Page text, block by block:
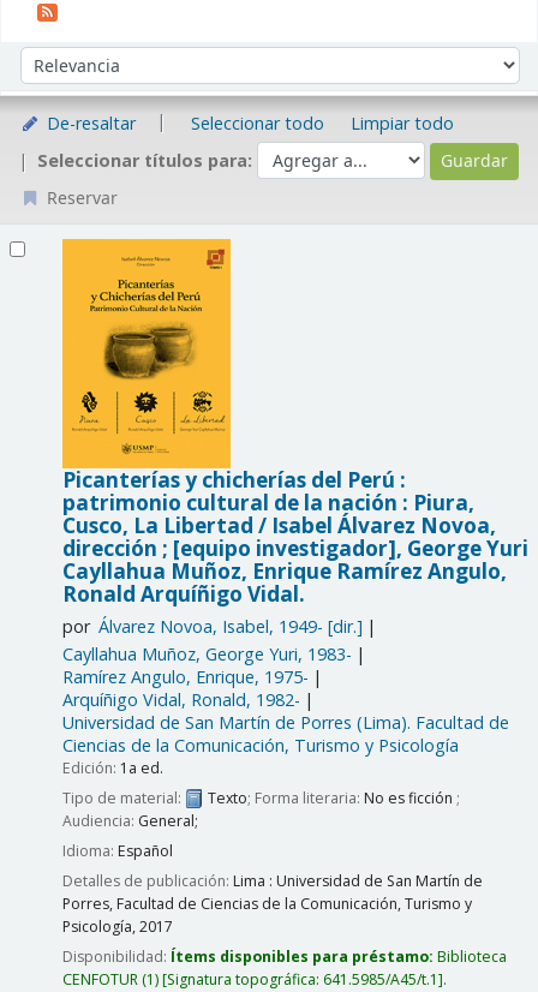
Ordenar por:
De-resaltar Seleccionar todo
Limpiar todo
Seleccionar títulos para:
Reservar
Picanterías y chicherías del Perú :
patrimonio cultural de la nación : Piura,
Cusco, La Libertad / Isabel Álvarez Novoa,
dirección ; [equipo investigador], George Yuri
Cayllahua Muñoz, Enrique Ramírez Angulo,
Ronald Arquíñigo Vidal.
por Álvarez Novoa, Isabel, 1949- [dir.]
Cayllahua Muñoz, George Yuri, 1983-
Ramírez Angulo, Enrique, 1975-
Arquíñigo Vidal, Ronald, 1982-
Universidad de San Martín de Porres (Lima). Facultad de
Ciencias de la Comunicación, Turismo y Psicología
Edición: 1a ed.
Tipo de material:
Texto; Forma literaria: No es ficción ;
Audiencia: General;
Idioma: Español
Detalles de publicación: Lima : Universidad de San Martín de
Porres, Facultad de Ciencias de la Comunicación, Turismo y
Psicología,2017
Disponibilidad: Ítems disponibles para préstamo: Biblioteca
CENFOTUR(1) Signatura topográfica: 641.5985/A45/t.1 .